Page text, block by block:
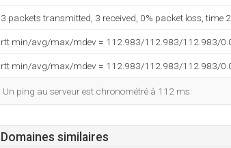
3 packets transmitted, 3 received, 0% packet loss, time
rtt min/avg/max/mdev = 112.983/112.983/112.983/
rtt min/avg/max/mdev = 112.983/112.983/112.983/
Un ping au serveur est chronométré à 112 ms.
Domaines similaires